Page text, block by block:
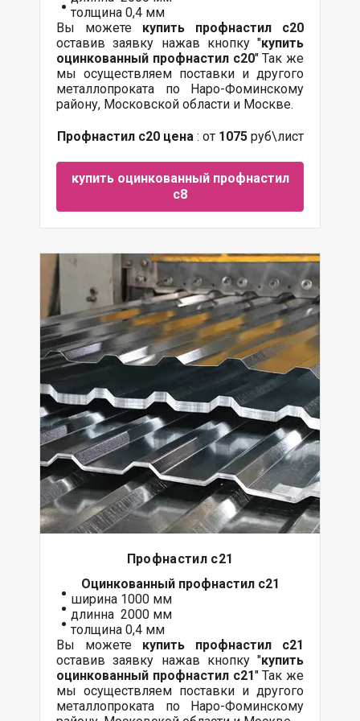
толщина 0,4 мм
Вы можете купить профнастил с20
оставив заявку нажав кнопку "купить
оцинкованный профнастил с20" Так же
мы осуществляем поставки и другого
металлопроката по Наро-Фоминскому
району, Московской области и Москве.
Профнастил с20 цена : от1075 руб\лист
купить оцинкованный профнастил
с8
Профнастил с21
Оцинкованныйпрофнастил с21
ширина 1000 мм
длинна 2000 мм
толщина 0,4 мм
Вы можете купить профнастил с21
оставив заявку нажав кнопку "купить
оцинкованный профнастил с21" Так же
мы осуществляем поставки и другого
металлопроката по Наро-Фоминскому